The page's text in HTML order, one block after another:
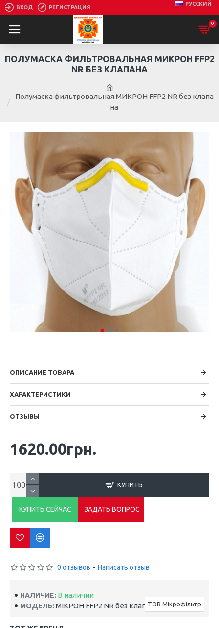
ВХОД РЕГИСТРАЦИЯ
РУССКИЙ
0
Полумаска фильтровальная МИКРОН FFP2 NR без клапа
на
ПОЛУМАСКА ФИЛЬТРОВАЛЬНАЯ МИКРОН FFP2
NR БЕЗ КЛАПАНА
ОПИСАНИЕ ТОВАРА
ХАРАКТЕРИСТИКИ
ОТЗЫВЫ
НАЛИЧИЕ: В наличии
МОДЕЛЬ: МІКРОН FFP2 NR без клапанаТОВ Мікрофільтр
0 отзывов - Написать отзыв
1620.00грн.
КУПИТЬ
КУПИТЬ СЕЙЧАС ЗАДАТЬ ВОПРОС